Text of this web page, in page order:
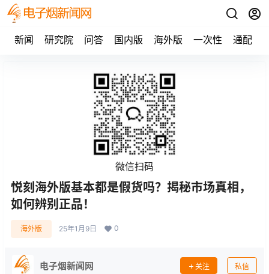
新闻 研究院 问答 国内版 海外版 一次性 通配
微信扫码
悦刻海外版基本都是假货吗？揭秘市场真相，
如何辨别正品！
海外版 25年1月9日 0
电子烟新闻网 关注 私信